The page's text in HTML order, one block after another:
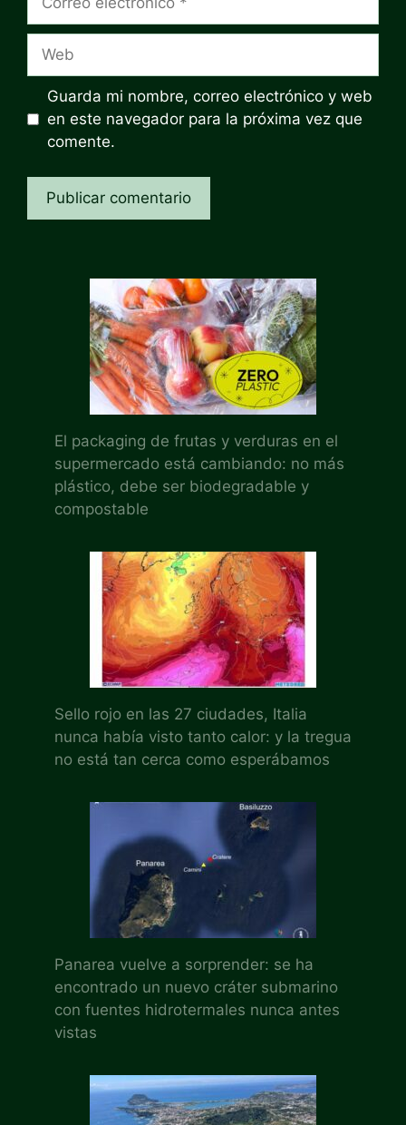
Web
Guarda mi nombre, correo electrónico y web
en este navegador para la próxima vez que
comente.
El packaging de frutas y verduras en el
supermercado está cambiando: no más
plástico, debe ser biodegradable y
compostable
Sello rojo en las 27 ciudades, Italia
nunca había visto tanto calor: y la tregua
no está tan cerca como esperábamos
Panarea vuelve a sorprender: se ha
encontrado un nuevo cráter submarino
con fuentes hidrotermales nunca antes
vistas